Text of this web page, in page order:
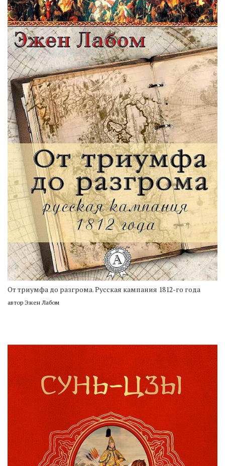
От триумфа до разгрома. Русская кампания 1812-го года
автор Эжен Лабом